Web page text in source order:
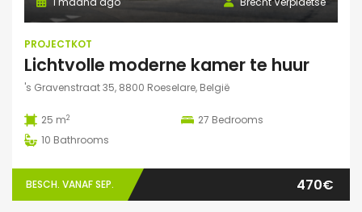
PROJECTKOT
Lichtvolle moderne kamer te huur
's Gravenstraat 35, 8800 Roeselare, België
25 m2 27 Bedrooms
10 Bathrooms
BESCH. VANAF SEP. 470€